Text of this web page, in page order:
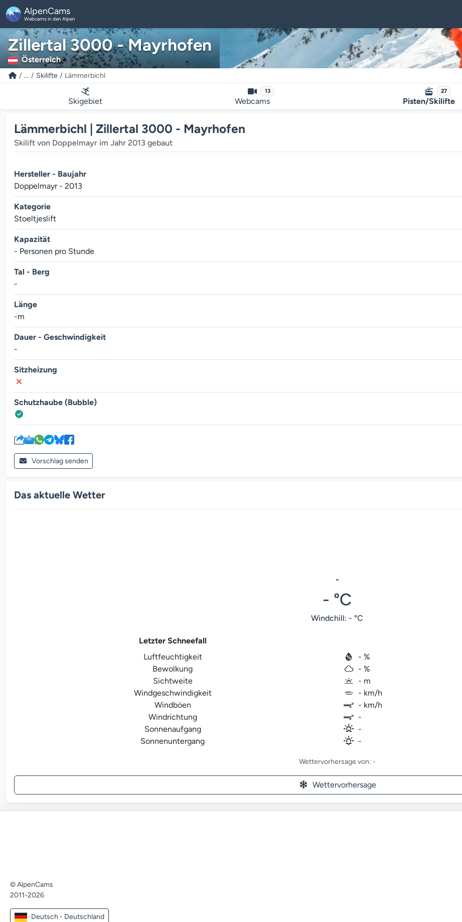
AlpenCams
Webcams in den Alpen
Zillertal 3000 - Mayrhofen
Österreich
... Skilifte Lämmerbichl
Skigebiet
13
Webcams
27
Pisten/Skilifte
Lämmerbichl | Zillertal 3000 - Mayrhofen
Skilift von Doppelmayr im Jahr 2013 gebaut
Hersteller - Baujahr
Doppelmayr - 2013
Kategorie
Stoeltjeslift
Kapazität
- Personen pro Stunde
Tal - Berg
-
Länge
-m
Dauer - Geschwindigkeit
-
Sitzheizung
Schutzhaube (Bubble)
Vorschlag senden
Das aktuelle Wetter
-
- °C
Windchill: - °C
Letzter Schneefall
Luftfeuchtigkeit
- %
Bewolkung
- %
Sichtweite
- m
Windgeschwindigkeit
- km/h
Windböen
- km/h
Windrichtung
-
Sonnenaufgang
-
Sonnenuntergang
-
Wettervorhersage von: -
Wettervorhersage
© AlpenCams
2011-2026
Deutsch - Deutschland